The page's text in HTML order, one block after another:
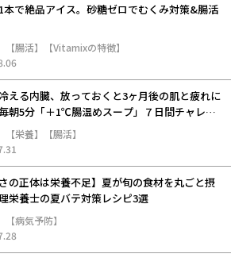
本で絶品アイス。砂糖ゼロでむくみ対策&腸活
【腸活】【Vitamixの特徴】
える内臓、放っておくと3ヶ月後の肌と疲れに
朝5分「＋1℃腸温めスープ」７日間チャレン
【栄養】【腸活】
さの正体は栄養不足】夏が旬の食材を丸ごと摂
栄養士の夏バテ対策レシピ3選
【病気予防】